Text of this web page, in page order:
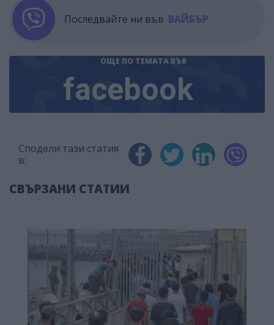
Последвайте ни във ВАЙБЪР
ОЩЕ ПО ТЕМАТА ВЪВ
facebook
Сподели тази статия
в:
СВЪРЗАНИ СТАТИИ